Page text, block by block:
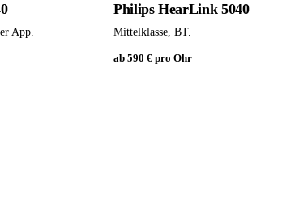
App.
Philips HearLink 5040
Mittelklasse, BT.
ab 590 € pro Ohr